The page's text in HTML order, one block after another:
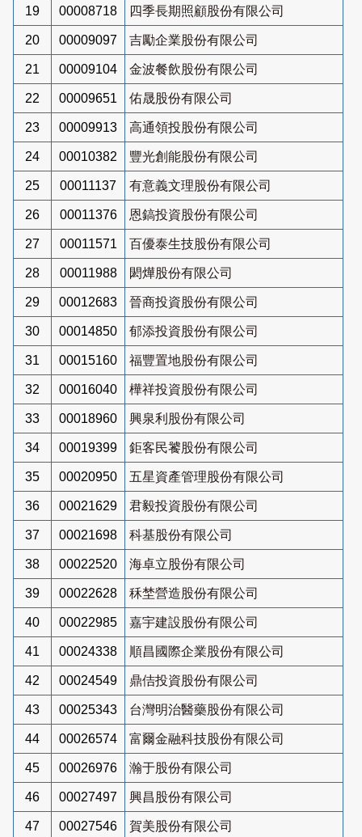
19 00008718 四季長期照顧股份有限公司
20 00009097 吉勵企業股份有限公司
21 00009104 金波餐飲股份有限公司
22 00009651 佑晟股份有限公司
23 00009913 高通領投股份有限公司
24 00010382 豐光創能股份有限公司
25 00011137 有意義文理股份有限公司
26 00011376 恩鎬投資股份有限公司
27 00011571 百優泰生技股份有限公司
28 00011988 閎燁股份有限公司
29 00012683 晉商投資股份有限公司
30 00014850 郁添投資股份有限公司
31 00015160 福豐置地股份有限公司
32 00016040 樺祥投資股份有限公司
33 00018960 興泉利股份有限公司
34 00019399 鉅客民饕股份有限公司
35 00020950 五星資產管理股份有限公司
36 00021629 君毅投資股份有限公司
37 00021698 科基股份有限公司
38 00022520 海卓立股份有限公司
39 00022628 秝埜營造股份有限公司
40 00022985 嘉宇建設股份有限公司
41 00024338 順昌國際企業股份有限公司
42 00024549 鼎佶投資股份有限公司
43 00025343 台灣明治醫藥股份有限公司
44 00026574 富爾金融科技股份有限公司
45 00026976 瀚于股份有限公司
46 00027497 興昌股份有限公司
47 00027546 賀美股份有限公司